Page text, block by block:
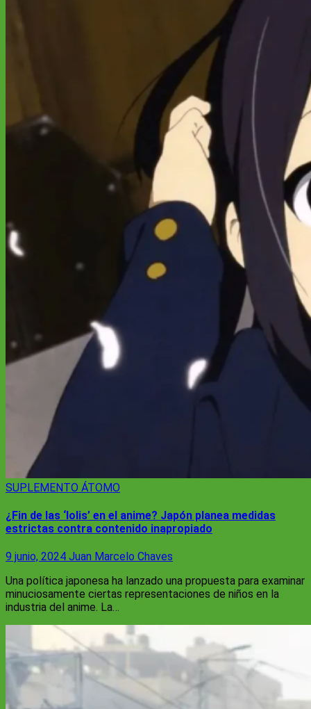
SUPLEMENTO ÁTOMO
¿Fin de las ‘lolis’ en el anime? Japón planea medidas
estrictas contra contenido inapropiado
9 junio, 2024 Juan Marcelo Chaves
Una política japonesa ha lanzado una propuesta para examinar
minuciosamente ciertas representaciones de niños en la
industria del anime. La…